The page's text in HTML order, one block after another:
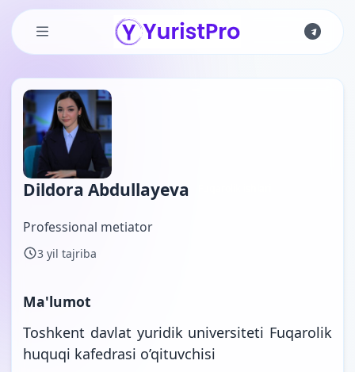
Skip to main content
Dildora Abdullayeva
Professional metiator
3 yil tajriba
Ma'lumot
Toshkent davlat yuridik universiteti Fuqarolik
huquqi kafedrasi o’qituvchisi